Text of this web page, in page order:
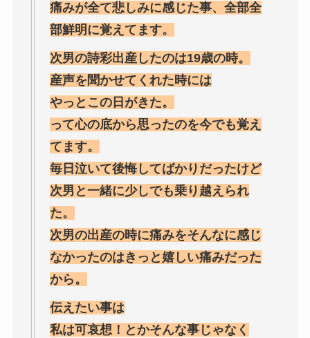
痛みが全て悲しみに感じた事、全部全
部鮮明に覚えてます。
次男の詩彩出産したのは19歳の時。
産声を聞かせてくれた時には
やっとこの日がきた。
って心の底から思ったのを今でも覚え
てます。
毎日泣いて後悔してばかりだったけど
次男と一緒に少しでも乗り越えられ
た。
次男の出産の時に痛みをそんなに感じ
なかったのはきっと嬉しい痛みだった
から。
伝えたい事は
私は可哀想！とかそんな事じゃなく